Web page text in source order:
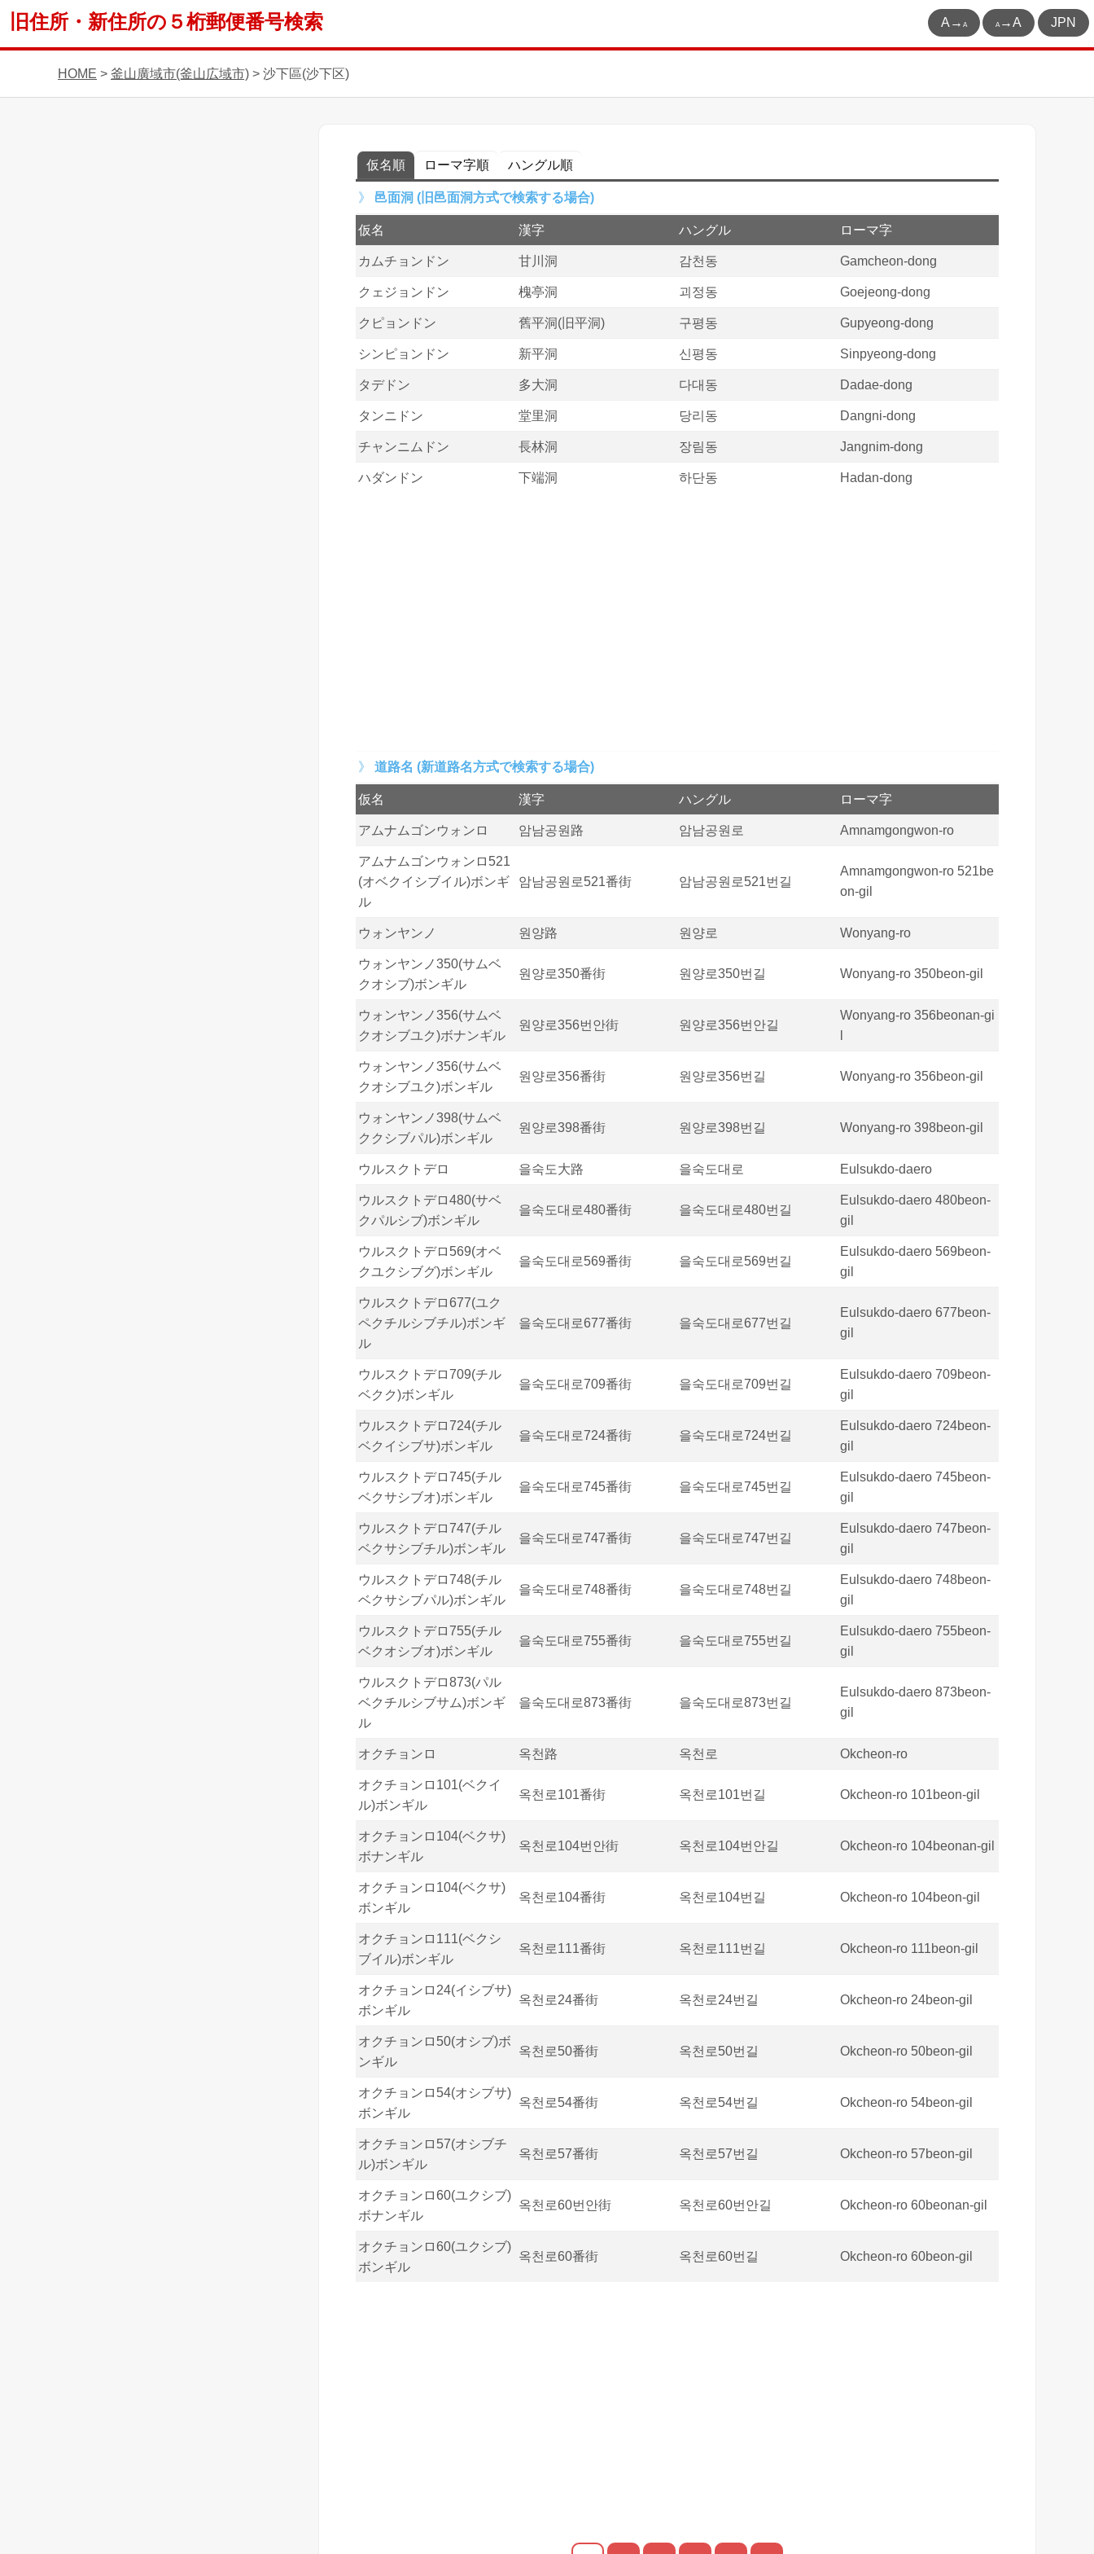
旧住所・新住所の５桁郵便番号検索 JPN
A →A
A→A
HOME > 釜山廣域市(釜山広域市) > 沙下區(沙下区)
仮名順 ローマ字順 ハングル順
邑面洞 (旧邑面洞方式で検索する場合)
仮名 漢字 ハングル ローマ字
カムチョンドン 甘川洞 감천동 Gamcheon-dong
クェジョンドン 槐亭洞 괴정동 Goejeong-dong
クピョンドン 舊平洞(旧平洞) 구평동 Gupyeong-dong
シンピョンドン 新平洞 신평동 Sinpyeong-dong
タデドン 多大洞 다대동 Dadae-dong
タンニドン 堂里洞 당리동 Dangni-dong
チャンニムドン 長林洞 장림동 Jangnim-dong
ハダンドン 下端洞 하단동 Hadan-dong
道路名 (新道路名方式で検索する場合)
仮名 漢字 ハングル ローマ字
アムナムゴンウォンロ 암남공원路 암남공원로 Amnamgongwon-ro
アムナムゴンウォンロ521
(オベクイシブイル)ボンギ
ル
암남공원로521番街 암남공원로521번길
Amnamgongwon-ro 521be
on-gil
ウォンヤンノ 원양路 원양로 Wonyang-ro
ウォンヤンノ350(サムベ
クオシブ)ボンギル
원양로350番街 원양로350번길 Wonyang-ro 350beon-gil
ウォンヤンノ356(サムベ
クオシブユク)ボナンギル
원양로356번안街 원양로356번안길
Wonyang-ro 356beonan-gi
ウォンヤンノ356(サムベ
クオシブユク)ボンギル
원양로356番街 원양로356번길 Wonyang-ro 356beon-gil
ウォンヤンノ398(サムベ
ククシブパル)ボンギル
원양로398番街 원양로398번길 Wonyang-ro 398beon-gil
ウルスクトデロ 을숙도大路 을숙도대로 Eulsukdo-daero
ウルスクトデロ480(サベ
クパルシブ)ボンギル
을숙도대로480番街 을숙도대로480번길
Eulsukdo-daero 480beon-
gil
ウルスクトデロ569(オベ
クユクシブグ)ボンギル
을숙도대로569番街 을숙도대로569번길
Eulsukdo-daero 569beon-
gil
ウルスクトデロ677(ユク
ペクチルシブチル)ボンギ
ル
을숙도대로677番街 을숙도대로677번길
Eulsukdo-daero 677beon-
gil
ウルスクトデロ709(チル
ベクク)ボンギル
을숙도대로709番街 을숙도대로709번길
Eulsukdo-daero 709beon-
gil
ウルスクトデロ724(チル
ベクイシブサ)ボンギル
을숙도대로724番街 을숙도대로724번길
Eulsukdo-daero 724beon-
gil
ウルスクトデロ745(チル
ベクサシブオ)ボンギル
을숙도대로745番街 을숙도대로745번길
Eulsukdo-daero 745beon-
gil
ウルスクトデロ747(チル
ベクサシブチル)ボンギル
을숙도대로747番街 을숙도대로747번길
Eulsukdo-daero 747beon-
gil
ウルスクトデロ748(チル
ベクサシブパル)ボンギル
을숙도대로748番街 을숙도대로748번길
Eulsukdo-daero 748beon-
gil
ウルスクトデロ755(チル
ベクオシブオ)ボンギル
을숙도대로755番街 을숙도대로755번길
Eulsukdo-daero 755beon-
gil
ウルスクトデロ873(パル
ベクチルシブサム)ボンギ
ル
을숙도대로873番街 을숙도대로873번길
Eulsukdo-daero 873beon-
gil
オクチョンロ 옥천路 옥천로 Okcheon-ro
オクチョンロ101(ベクイ
ル)ボンギル
옥천로101番街 옥천로101번길 Okcheon-ro 101beon-gil
オクチョンロ104(ベクサ)
ボナンギル
옥천로104번안街 옥천로104번안길 Okcheon-ro 104beonan-gil
オクチョンロ104(ベクサ)
ボンギル
옥천로104番街 옥천로104번길 Okcheon-ro 104beon-gil
オクチョンロ111(ベクシ
ブイル)ボンギル
옥천로111番街 옥천로111번길 Okcheon-ro 111beon-gil
オクチョンロ24(イシブサ)
ボンギル
옥천로24番街 옥천로24번길 Okcheon-ro 24beon-gil
オクチョンロ50(オシブ)ボ
ンギル
옥천로50番街 옥천로50번길 Okcheon-ro 50beon-gil
オクチョンロ54(オシブサ)
ボンギル
옥천로54番街 옥천로54번길 Okcheon-ro 54beon-gil
オクチョンロ57(オシブチ
ル)ボンギル
옥천로57番街 옥천로57번길 Okcheon-ro 57beon-gil
オクチョンロ60(ユクシブ)
ボナンギル
옥천로60번안街 옥천로60번안길 Okcheon-ro 60beonan-gil
オクチョンロ60(ユクシブ)
ボンギル
옥천로60番街 옥천로60번길 Okcheon-ro 60beon-gil